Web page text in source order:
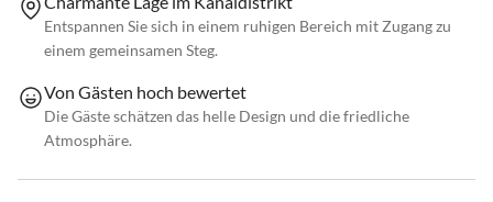
Entspannen Sie sich in einem ruhigen Bereich mit Zugang zu
einem gemeinsamen Steg.
Von Gästen hoch bewertet
Die Gäste schätzen das helle Design und die friedliche
Atmosphäre.